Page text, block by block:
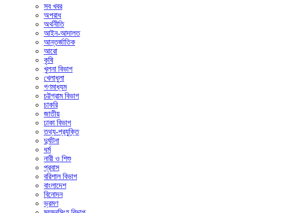
সব খবর
অপরাধ
অর্থনীতি
আইন-আদালত
আন্তর্জাতিক
আরো
কৃষি
খুলনা বিভাগ
খেলাধুলা
গণমাধ্যম
চট্টগ্রাম বিভাগ
চাকরি
জাতীয়
ঢাকা বিভাগ
তথ্য-প্রযুক্তি
দুর্ঘটনা
ধর্ম
নারী ও শিশু
প্রবাস
বরিশাল বিভাগ
বাংলাদেশ
বিনোদন
ভ্রমণ